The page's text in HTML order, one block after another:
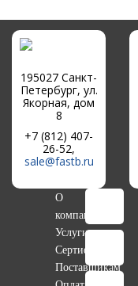
195027 Санкт-
Петербург, ул.
Якорная, дом
8
+7 (812) 407-
26-52,
sale@fastb.ru
О
компании
Услуги
Сертификаты
Поставщикам